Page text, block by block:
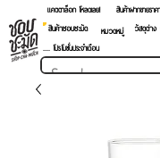
แคตตาล็อก โหลดเลย!
สินค้าฝากขายรา
สินค้าชอบชะมัด
หมวดหมู่
วัสดุต่าง
.... โปรโมชั่นประจำเดือน